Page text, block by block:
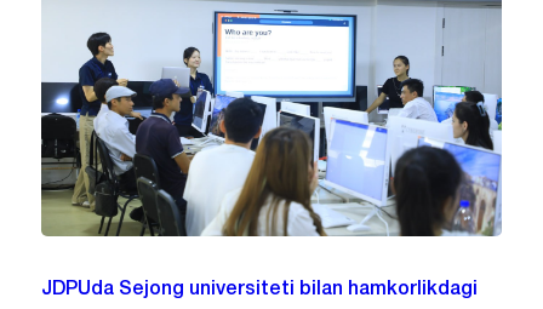
JDPUda Sejong universiteti bilan hamkorlikdagi